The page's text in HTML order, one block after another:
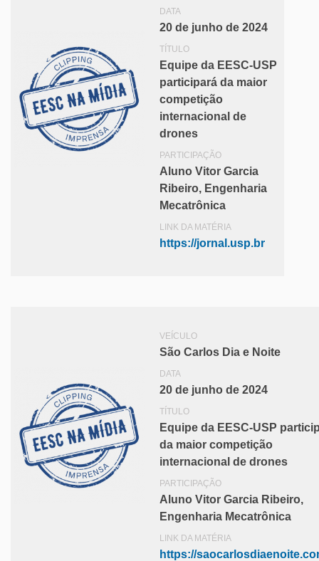
DATA
20 de junho de 2024
TÍTULO
Equipe da EESC-USP
participará da maior
competição
internacional de
drones
PARTICIPAÇÃO
Aluno Vitor Garcia
Ribeiro, Engenharia
Mecatrônica
LINK DA MATÉRIA
https://jornal.usp.br
VEÍCULO
São Carlos Dia e Noite
DATA
20 de junho de 2024
TÍTULO
Equipe da EESC-USP
da maior competição
internacional de drones
PARTICIPAÇÃO
Aluno Vitor Garcia Ribeiro,
Engenharia Mecatrônica
LINK DA MATÉRIA
https://